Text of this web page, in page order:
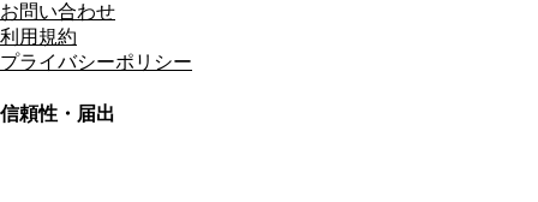
お問い合わせ
利用規約
プライバシーポリシー
信頼性・届出